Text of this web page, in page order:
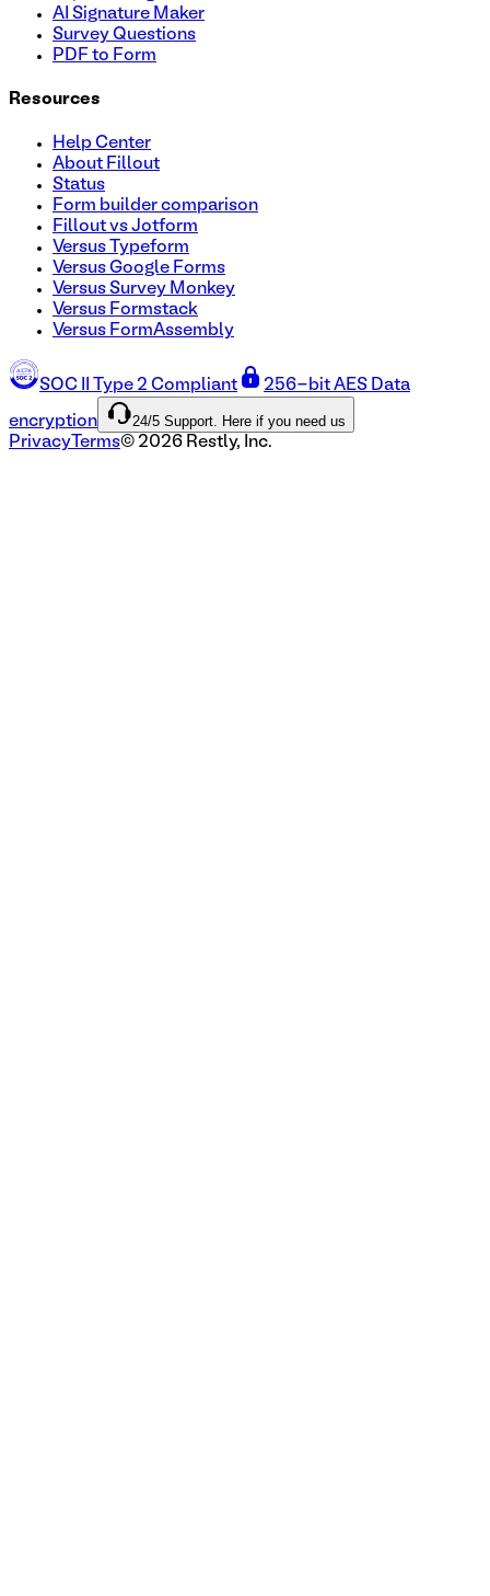
AI Signature Maker
Survey Questions
PDF to Form
Resources
Help Center
About Fillout
Status
Form builder comparison
Fillout vs Jotform
Versus Typeform
Versus Google Forms
Versus Survey Monkey
Versus Formstack
Versus FormAssembly
SOC II Type 2 Compliant 256-bit AES Data
encryption 24/5 Support. Here if you need us
Privacy Terms© 2026 Restly, Inc.